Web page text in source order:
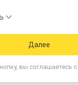
Далее
вы соглашаетесь с